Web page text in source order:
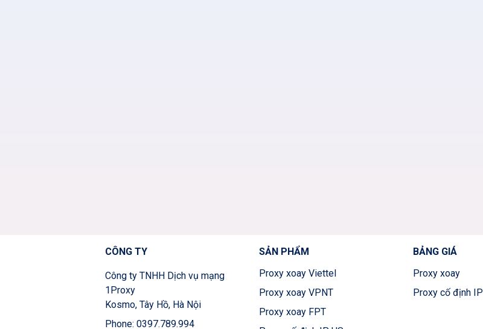
CÔNG TY
Công ty TNHH Dịch vụ mạng
1Proxy
Kosmo, Tây Hồ, Hà Nội
Phone: 0397.789.994
SẢN PHẨM
Proxy xoay Viettel
Proxy xoay VPNT
Proxy xoay FPT
BẢNG GIÁ
Proxy xoay
Proxy cố định IP